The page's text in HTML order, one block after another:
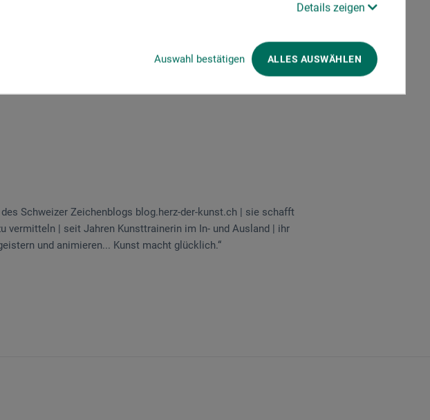
Details zeigen
Auswahl bestätigen ALLES AUSWÄHLEN
greifen zu Gouache, weil diese Farbe schnell,
möchte, der wird diese Farbe lieben! Möchtest du ein
erzählen? Dann ist diese Farbe genau richtig!
Malerei. Du lernst Schritt für Schritt, wie man
Rezepte und Erlebnisse mit Gouache in Szene setzt.
Schweizer Zeichenblogs blog.herz-der-kunst.ch | sie schafft
vermitteln | seit Jahren Kunsttrainerin im In- und Ausland | ihr
und animieren... Kunst macht glücklich.“